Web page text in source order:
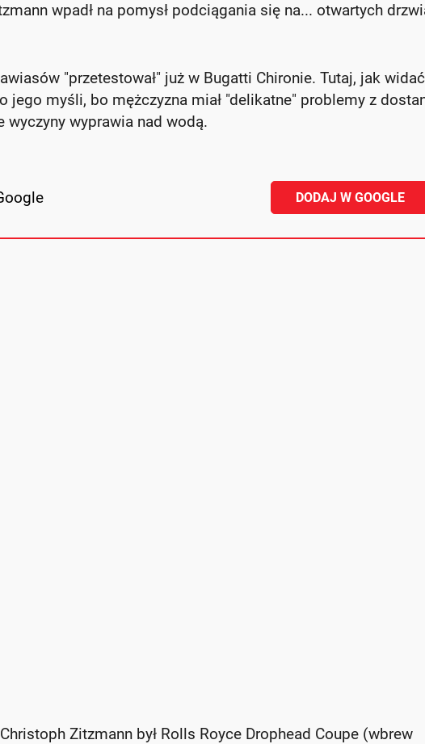
wpadł na pomysł podciągania się na... otwartych
"przetestował" już w Bugatti Chironie. Tutaj, jak
jego myśli, bo mężczyzna miał "delikatne" problemy z
wyprawia nad wodą.
DODAJ W GOOGLE
Zitzmann był Rolls Royce Drophead Coupe (wbrew